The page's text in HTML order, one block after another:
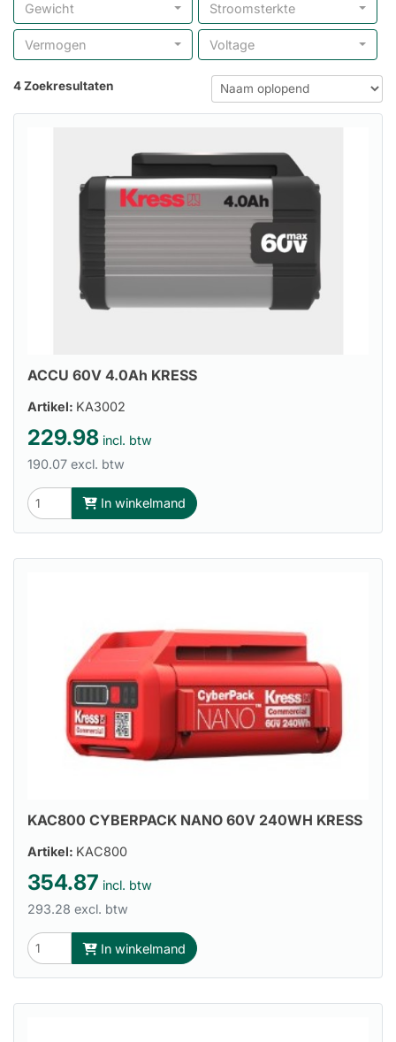
Gewicht Stroomsterkte
Vermogen Voltage
4 Zoekresultaten
ACCU 60V 4.0Ah KRESS
Artikel: KA3002
229.98 incl. btw
190.07 excl. btw
In winkelmand
KAC800 CYBERPACK NANO 60V 240WH KRESS
Artikel: KAC800
354.87 incl. btw
293.28 excl. btw
In winkelmand